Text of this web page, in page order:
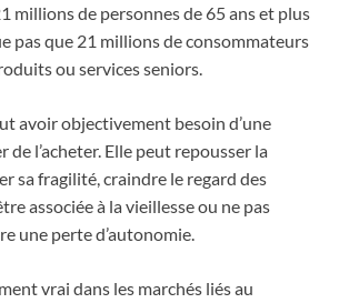
millions de personnes de 65 ans et plus
pas que 21 millions de consommateurs
ou services seniors.
avoir objectivement besoin d’une
l’acheter. Elle peut repousser la
sa fragilité, craindre le regard des
associée à la vieillesse ou ne pas
une perte d’autonomie.
vrai dans les marchés liés au